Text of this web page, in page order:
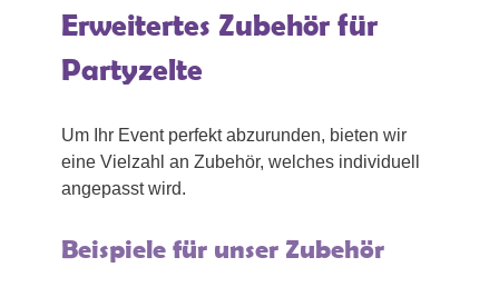
Erweitertes Zubehör für
Partyzelte
Um Ihr Event perfekt abzurunden, bieten wir
eine Vielzahl an Zubehör, welches individuell
angepasst wird.
Beispiele für unser Zubehör